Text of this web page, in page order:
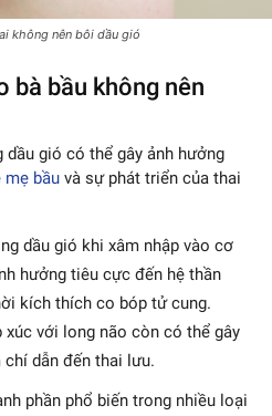
không nên bôi dầu gió
bà bầu không nên
gió có thể gây ảnh hưởng
bầu và sự phát triển của thai
dầu gió khi xâm nhập vào cơ
hưởng tiêu cực đến hệ thần
kích thích co bóp tử cung.
xúc với long não còn có thể gây
dẫn đến thai lưu.
phần phổ biến trong nhiều loại